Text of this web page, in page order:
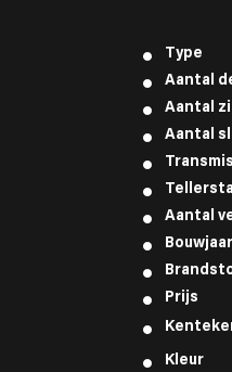
Type
Aantal
Aantal
Aantal
Aantal
Bouwjaar
Prijs
Kleur